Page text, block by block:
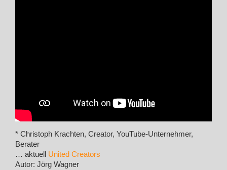
* Christoph Krachten, Creator, YouTube-Unternehmer,
Berater
… aktuell United Creators
Autor: Jörg Wagner